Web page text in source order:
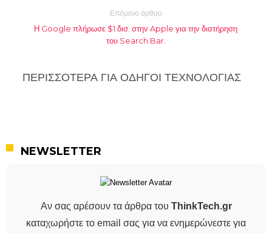
Επόμενο άρθρο
Η Google πλήρωσε $1 δισ. στην Apple για την διατήρηση
του Search Bar.
ΠΕΡΙΣΣΟΤΕΡΑ ΓΙΑ ΟΔΗΓΟΊ ΤΕΧΝΟΛΟΓΊΑΣ
NEWSLETTER
Αν σας αρέσουν τα άρθρα του ThinkTech.gr
καταχωρήστε το email σας για να ενημερώνεστε για